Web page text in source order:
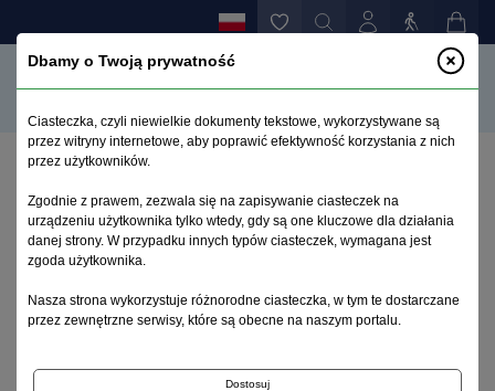
Archiwum 1992–2014
2006, tom 15, zeszyt 1
Dbamy o Twoją prywatność
Ciasteczka, czyli niewielkie dokumenty tekstowe, wykorzystywane są
przez witryny internetowe, aby poprawić efektywność korzystania z nich
przez użytkowników.
Zgodnie z prawem, zezwala się na zapisywanie ciasteczek na
urządzeniu użytkownika tylko wtedy, gdy są one kluczowe dla działania
danej strony. W przypadku innych typów ciasteczek, wymagana jest
zgoda użytkownika.
Nasza strona wykorzystuje różnorodne ciasteczka, w tym te dostarczane
przez zewnętrzne serwisy, które są obecne na naszym portalu.
Dostosuj